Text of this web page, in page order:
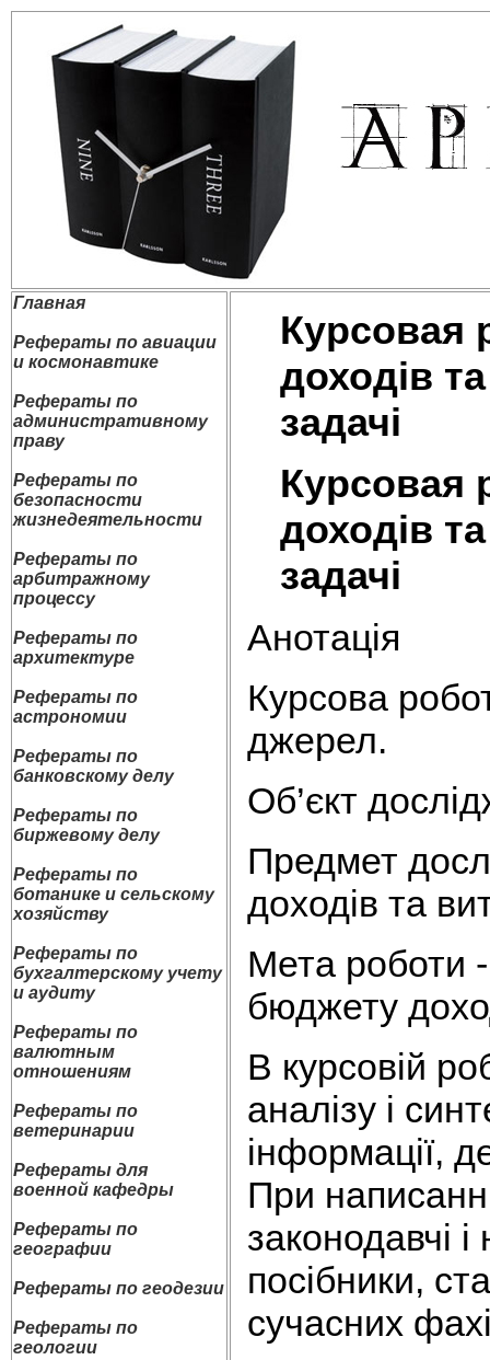
Главная
Рефераты по авиации
и космонавтике
Рефераты по
административному
праву
Рефераты по
безопасности
жизнедеятельности
Рефераты по
арбитражному
процессу
Рефераты по
архитектуре
Рефераты по
астрономии
Рефераты по
банковскому делу
Рефераты по
биржевому делу
Рефераты по
ботанике и сельскому
хозяйству
Рефераты по
бухгалтерскому учету
и аудиту
Рефераты по
валютным
отношениям
Рефераты по
ветеринарии
Рефераты для
военной кафедры
Рефераты по
географии
Рефераты по геодезии
Рефераты по
геологии
Курсовая
доходів
задачі
Курсовая
доходів
задачі
Анотація
Курсова
джерел.
Об’єкт
Предмет
доходів та
Мета роботи -
бюджету
В курсовій
аналізу і
інформації,
При
законодавчі
посібники,
сучасних